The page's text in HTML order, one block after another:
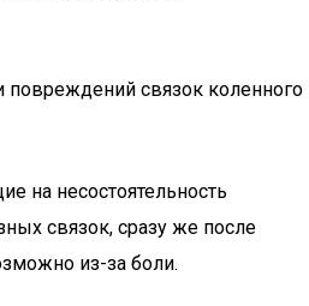
повреждений связок коленного
на несостоятельность
связок, сразу же после
из-за боли.